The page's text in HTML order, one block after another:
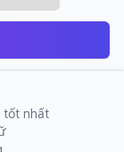
tốt nhất